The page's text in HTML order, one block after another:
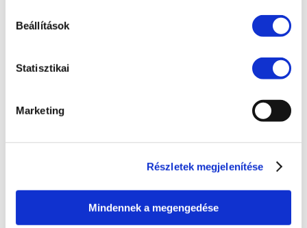
Beállítások
Statisztikai
Marketing
Részletek megjelenítése
Mindennek a megengedése
Követeléskezelés